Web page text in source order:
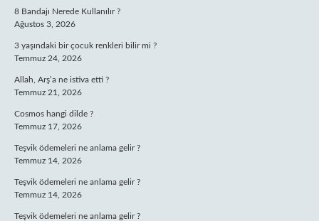
8 Bandajı Nerede Kullanılır ?
Ağustos 3, 2026
3 yaşındaki bir çocuk renkleri bilir mi ?
Temmuz 24, 2026
Allah, Arş’a ne istiva etti ?
Temmuz 21, 2026
Cosmos hangi dilde ?
Temmuz 17, 2026
Teşvik ödemeleri ne anlama gelir ?
Temmuz 14, 2026
Teşvik ödemeleri ne anlama gelir ?
Temmuz 14, 2026
Teşvik ödemeleri ne anlama gelir ?